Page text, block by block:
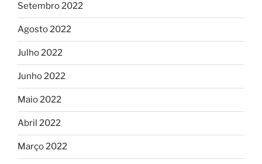
Setembro 2022
Agosto 2022
Julho 2022
Junho 2022
Maio 2022
Abril 2022
Março 2022